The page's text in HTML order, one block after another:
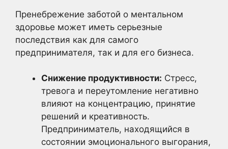
Пренебрежение заботой о ментальном
здоровье может иметь серьезные
последствия как для самого
предпринимателя, так и для его бизнеса.
Снижение продуктивности: Стресс,
тревога и переутомление негативно
влияют на концентрацию, принятие
решений и креативность.
Предприниматель, находящийся в
состоянии эмоционального выгорания,